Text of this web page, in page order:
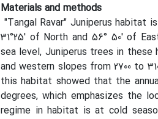
Materials and methods
"Tangal Ravar" Juniperus habitat
31°25' of North and 56° 50' of
sea level, Juniperus trees in
and western slopes from 2700 to
this habitat showed that the
degrees, which emphasizes the
regime in habitat is at cold